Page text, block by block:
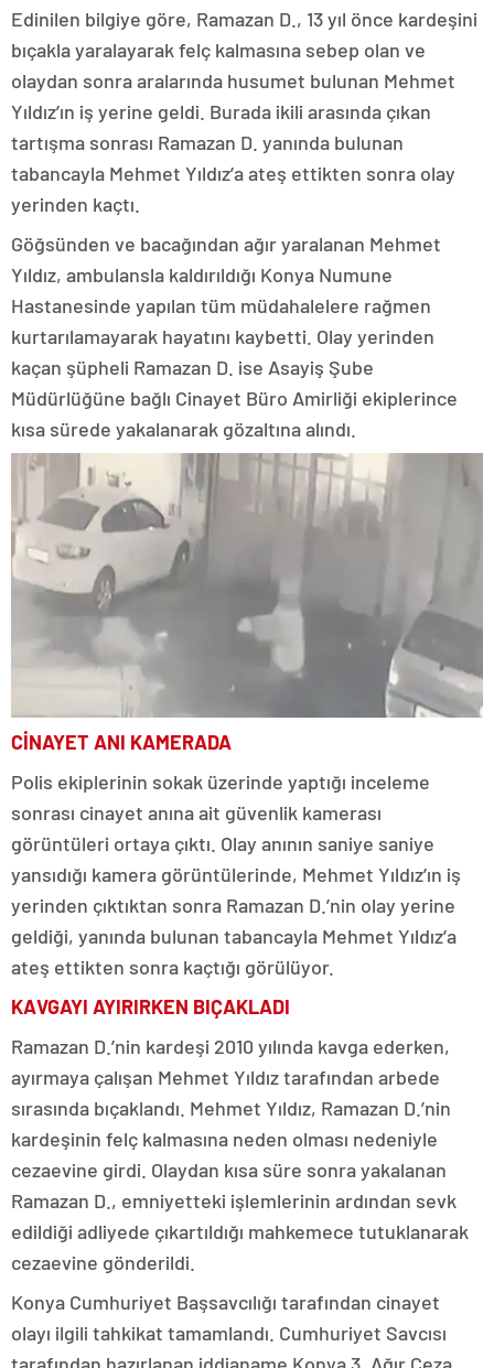
Edinilen bilgiye göre, Ramazan D., 13 yıl önce kardeşini
bıçakla yaralayarak felç kalmasına sebep olan ve
olaydan sonra aralarında husumet bulunan Mehmet
Yıldız’ın iş yerine geldi. Burada ikili arasında çıkan
tartışma sonrası Ramazan D. yanında bulunan
tabancayla Mehmet Yıldız’a ateş ettikten sonra olay
yerinden kaçtı.
Göğsünden ve bacağından ağır yaralanan Mehmet
Yıldız, ambulansla kaldırıldığı Konya Numune
Hastanesinde yapılan tüm müdahalelere rağmen
kurtarılamayarak hayatını kaybetti. Olay yerinden
kaçan şüpheli Ramazan D. ise Asayiş Şube
Müdürlüğüne bağlı Cinayet Büro Amirliği ekiplerince
kısa sürede yakalanarak gözaltına alındı.
CİNAYET ANI KAMERADA
Polis ekiplerinin sokak üzerinde yaptığı inceleme
sonrası cinayet anına ait güvenlik kamerası
görüntüleri ortaya çıktı. Olay anının saniye saniye
yansıdığı kamera görüntülerinde, Mehmet Yıldız’ın iş
yerinden çıktıktan sonra Ramazan D.’nin olay yerine
geldiği, yanında bulunan tabancayla Mehmet Yıldız’a
ateş ettikten sonra kaçtığı görülüyor.
KAVGAYI AYIRIRKEN BIÇAKLADI
Ramazan D.’nin kardeşi 2010 yılında kavga ederken,
ayırmaya çalışan Mehmet Yıldız tarafından arbede
sırasında bıçaklandı. Mehmet Yıldız, Ramazan D.’nin
kardeşinin felç kalmasına neden olması nedeniyle
cezaevine girdi. Olaydan kısa süre sonra yakalanan
Ramazan D., emniyetteki işlemlerinin ardından sevk
edildiği adliyede çıkartıldığı mahkemece tutuklanarak
cezaevine gönderildi.
Konya Cumhuriyet Başsavcılığı tarafından cinayet
olayı ilgili tahkikat tamamlandı. Cumhuriyet Savcısı